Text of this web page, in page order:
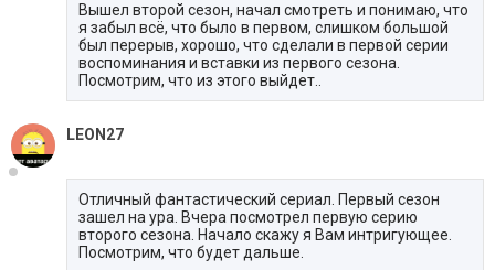
Вышел второй сезон, начал смотреть и понимаю, что
я забыл всё, что было в первом, слишком большой
был перерыв, хорошо, что сделали в первой серии
воспоминания и вставки из первого сезона.
Посмотрим, что из этого выйдет..
LEON27
Отличный фантастический сериал. Первый сезон
зашел на ура. Вчера посмотрел первую серию
второго сезона. Начало скажу я Вам интригующее.
Посмотрим, что будет дальше.